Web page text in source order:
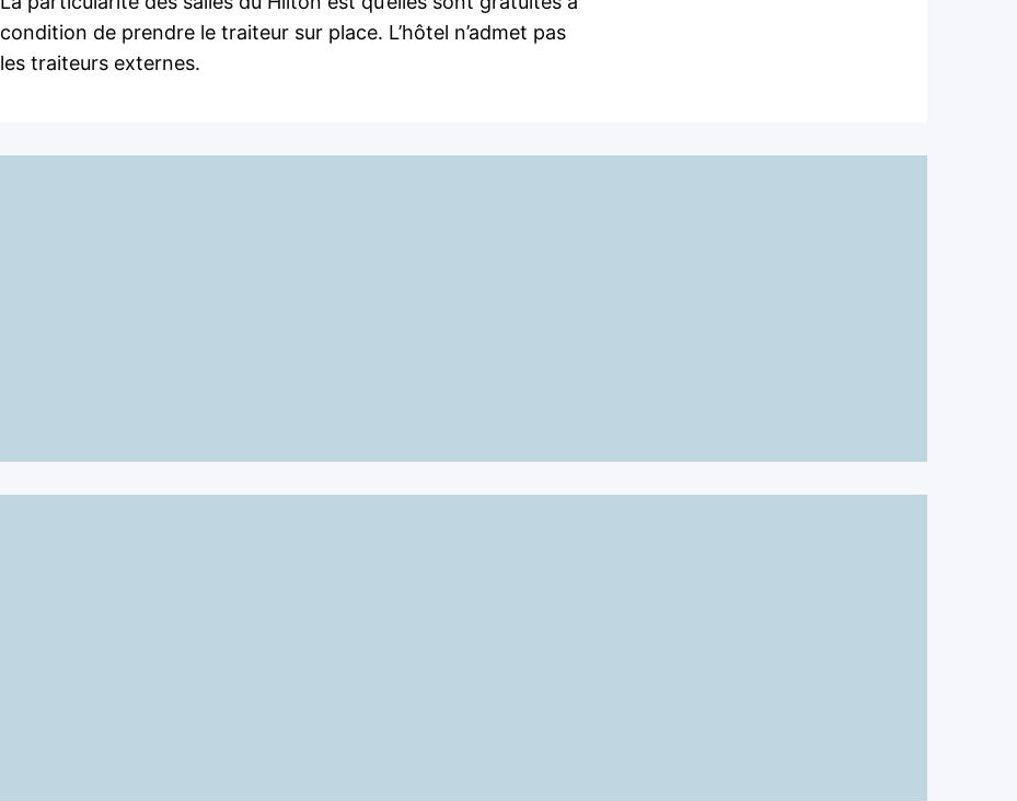
condition de prendre le traiteur sur place. L’hôtel n’admet pas
les traiteurs externes.